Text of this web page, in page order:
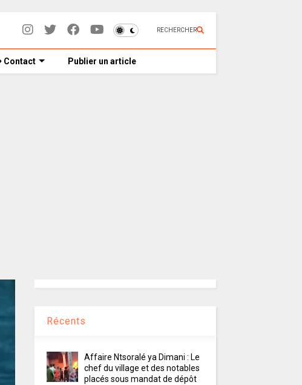
RECHERCHER
Contact Publier un article
Récents
Affaire Ntsoralé ya Dimani : Le
chef du village et des notables
placés sous mandat de dépôt